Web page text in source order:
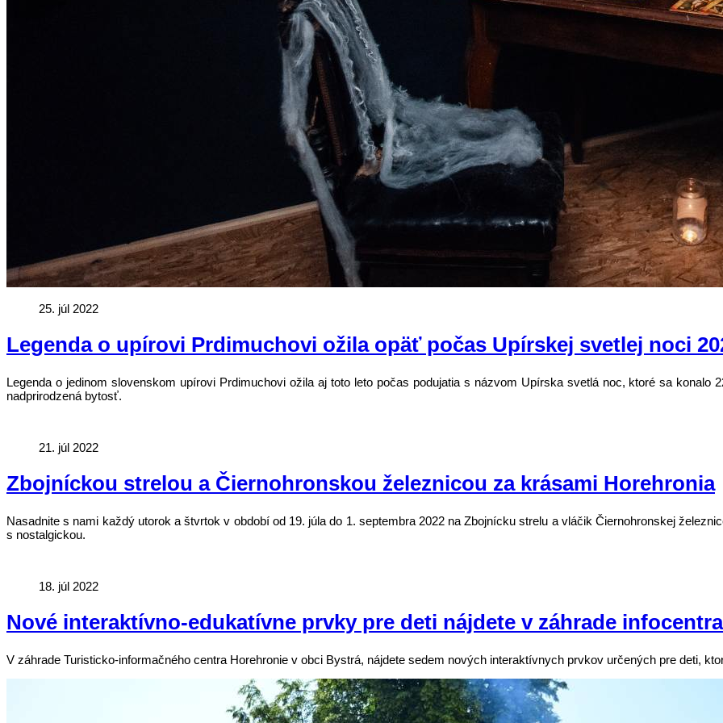
25. júl 2022
Legenda o upírovi Prdimuchovi ožila opäť počas Upírskej svetlej noci
Legenda o jedinom slovenskom upírovi Prdimuchovi ožila aj toto leto počas podujatia s názvom Upírska svetlá noc, ktoré sa
nadprirodzená bytosť.
21. júl 2022
Zbojníckou strelou a Čiernohronskou železnicou za krásami Horehronia
Nasadnite s nami každý utorok a štvrtok v období od 19. júla do 1. septembra 2022 na Zbojnícku strelu a vláčik Čiernohronskej
s nostalgickou.
18. júl 2022
Nové interaktívno-edukatívne prvky pre deti nájdete v záhrade
V záhrade Turisticko-informačného centra Horehronie v obci Bystrá, nájdete sedem nových interaktívnych prvkov určených pre deti,